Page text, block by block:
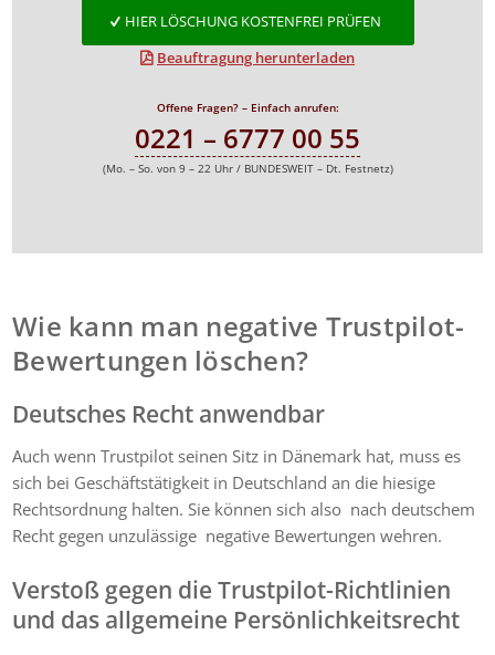
HIER LÖSCHUNG KOSTENFREI PRÜFEN
Beauftragung herunterladen
Offene Fragen? – Einfach anrufen:
0221 – 6777 00 55
(Mo. – So. von 9 – 22 Uhr / BUNDESWEIT – Dt. Festnetz)
Wie kann man negative Trustpilot-
Bewertungen löschen?
Deutsches Recht anwendbar
Auch wenn Trustpilot seinen Sitz in Dänemark hat, muss es
sich bei Geschäftstätigkeit in Deutschland an die hiesige
Rechtsordnung halten. Sie können sich also nach deutschem
Recht gegen unzulässige negative Bewertungen wehren.
Verstoß gegen die Trustpilot-Richtlinien
und das allgemeine Persönlichkeitsrecht